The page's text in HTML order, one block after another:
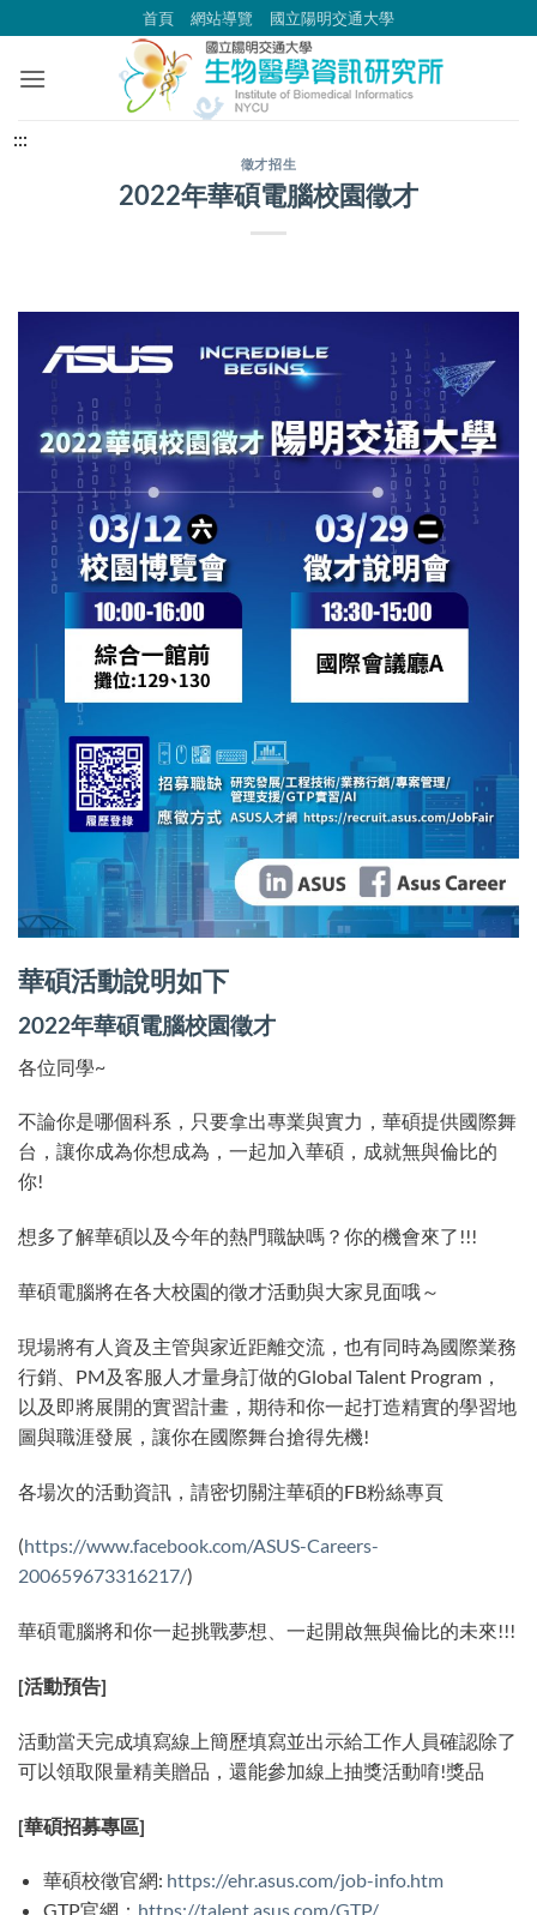
到
內
首頁 網站導覽 國立陽明交通大學
:::
徵才招生
2022年華碩電腦校園徵才
華碩活動說明如下
2022年華碩電腦校園徵才
各位同學~
不論你是哪個科系，只要拿出專業與實力，華碩提供國際舞
台，讓你成為你想成為，一起加入華碩，成就無與倫比的
你!
想多了解華碩以及今年的熱門職缺嗎？你的機會來了!!!
華碩電腦將在各大校園的徵才活動與大家見面哦～
現場將有人資及主管與家近距離交流，也有同時為國際業務
行銷、PM及客服人才量身訂做的Global Talent Program，
以及即將展開的實習計畫，期待和你一起打造精實的學習地
圖與職涯發展，讓你在國際舞台搶得先機!
各場次的活動資訊，請密切關注華碩的FB粉絲專頁
(https://www.facebook.com/ASUS-Careers-
200659673316217/)
華碩電腦將和你一起挑戰夢想、一起開啟無與倫比的未來!!!
[活動預告]
活動當天完成填寫線上簡歷填寫並出示給工作人員確認除了
可以領取限量精美贈品，還能參加線上抽獎活動唷!獎品
[華碩招募專區]
華碩校徵官網: https://ehr.asus.com/job-info.htm
GTP官網： https://talent.asus.com/GTP/